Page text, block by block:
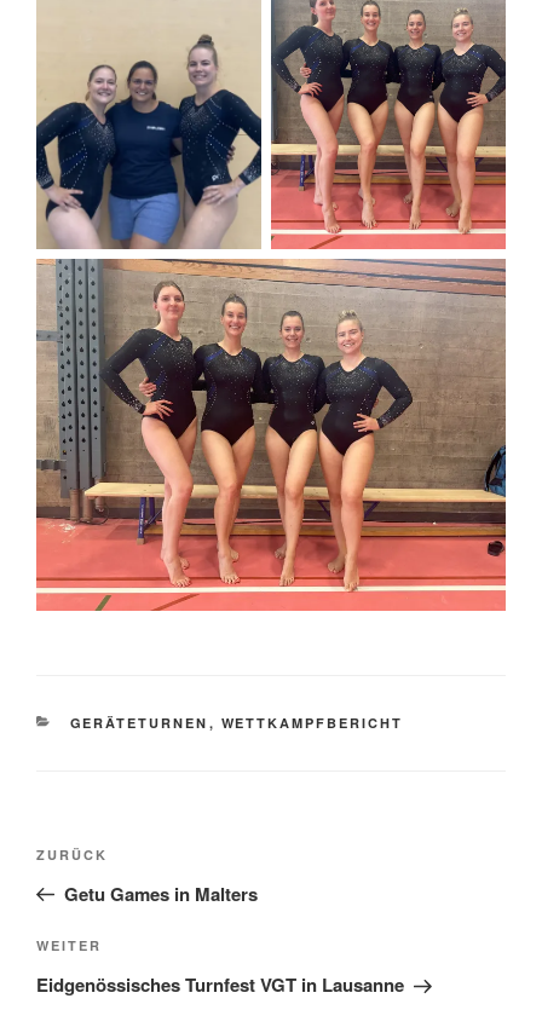
KATEGORIEN
GERÄTETURNEN , WETTKAMPFBERICHT
Beitragsnavigation
Vorheriger
Beitrag
ZURÜCK
Getu Games in Malters
Nächster
Beitrag
WEITER
Eidgenössisches Turnfest VGT in Lausanne